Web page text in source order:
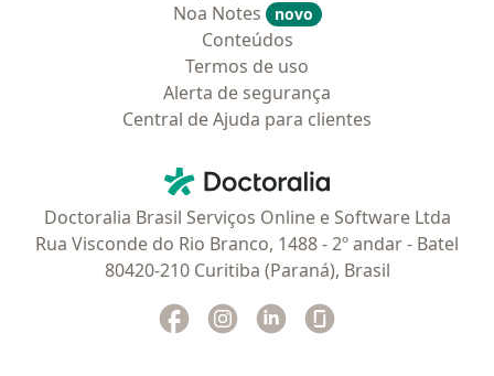
Noa Notes
novo
Conteúdos
Termos de uso
Alerta de segurança
Central de Ajuda para clientes
Doctoralia - Homepage
Doctoralia Brasil Serviços Online e Software Ltda
Rua Visconde do Rio Branco, 1488 - 2º andar - Batel
80420-210 Curitiba (Paraná), Brasil
Facebook
abre num novo separador
Instagram
abre num novo separador
Linkedin
abre num novo